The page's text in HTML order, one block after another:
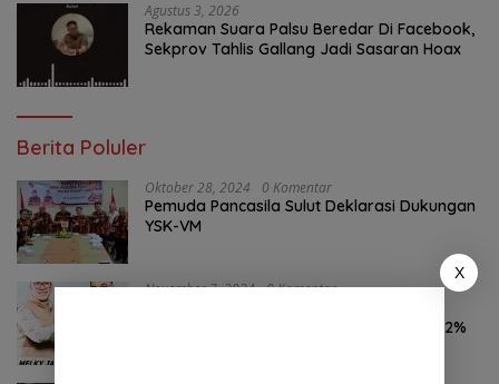
Agustus 3, 2026
Rekaman Suara Palsu Beredar Di Facebook,
Sekprov Tahlis Gallang Jadi Sasaran Hoax
Berita Poluler
Oktober 28, 2024 0 Komentar
Pemuda Pancasila Sulut Deklarasi Dukungan
YSK-VM
November 7, 2024 0 Komentar
46,74% Kalahkan Petahana JG-KWL 27,62%
X